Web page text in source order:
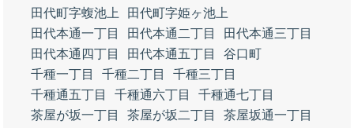
田代町字蝮池上
田代町字姫ヶ池上
田代本通一丁目
田代本通二丁目
田代本通三丁目
田代本通四丁目
田代本通五丁目
谷口町
千種一丁目
千種二丁目
千種三丁目
千種通五丁目
千種通六丁目
千種通七丁目
茶屋が坂一丁目
茶屋が坂二丁目
茶屋坂通一丁目